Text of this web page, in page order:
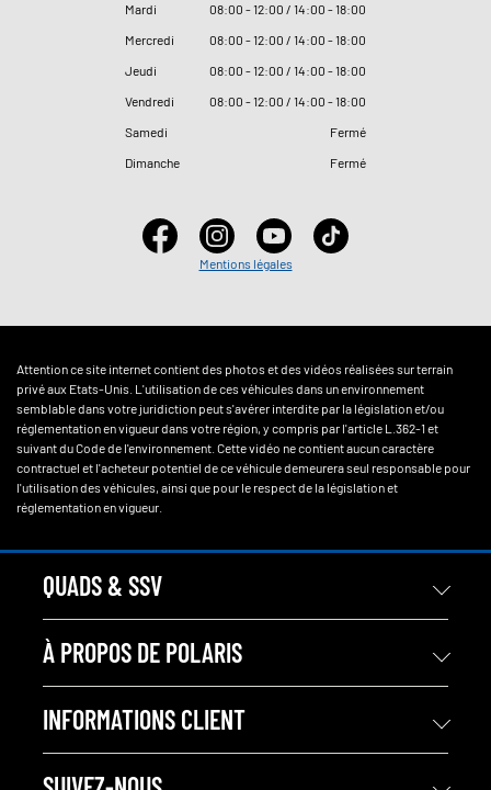
Mardi
08:00 - 12:00 / 14:00 - 18:00
Mercredi
08:00 - 12:00 / 14:00 - 18:00
Jeudi
08:00 - 12:00 / 14:00 - 18:00
Vendredi
08:00 - 12:00 / 14:00 - 18:00
Samedi
Fermé
Dimanche
Fermé
Mentions légales
Attention ce site internet contient des photos et des vidéos réalisées sur terrain
privé aux Etats-Unis. L'utilisation de ces véhicules dans un environnement
semblable dans votre juridiction peut s'avérer interdite par la législation et/ou
réglementation en vigueur dans votre région, y compris par l'article L.362-1 et
suivant du Code de l'environnement. Cette vidéo ne contient aucun caractère
contractuel et l'acheteur potentiel de ce véhicule demeurera seul responsable pour
l'utilisation des véhicules, ainsi que pour le respect de la législation et
réglementation en vigueur.
QUADS & SSV
À PROPOS DE POLARIS
INFORMATIONS CLIENT